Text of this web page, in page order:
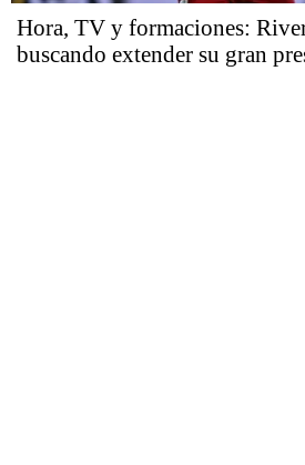
Hora, TV y formaciones:
buscando extender su gran